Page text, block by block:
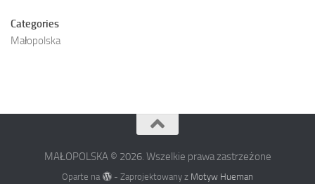
Categories
Małopolska
MAŁOPOLSKA © 2026. Wszelkie prawa zastrzeżone
Oparte na - Zaprojektowany z Motyw Hueman